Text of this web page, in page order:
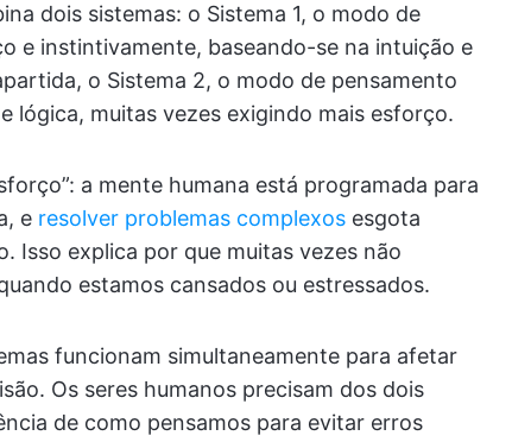
dois sistemas: o Sistema 1, o modo de
e instintivamente, baseando-se na intuição e
o Sistema 2, o modo de pensamento
lógica, muitas vezes exigindo mais esforço.
a mente humana está programada para
e resolver problemas complexos esgota
Isso explica por que muitas vezes não
estamos cansados ou estressados.
funcionam simultaneamente para afetar
Os seres humanos precisam dos dois
de como pensamos para evitar erros